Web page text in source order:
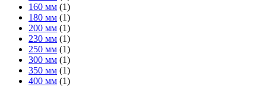
160 мм (1)
180 мм (1)
200 мм (1)
230 мм (1)
250 мм (1)
300 мм (1)
350 мм (1)
400 мм (1)